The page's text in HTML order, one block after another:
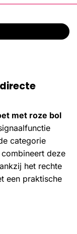
met roze bol
categorie
deze
het rechte
een praktische